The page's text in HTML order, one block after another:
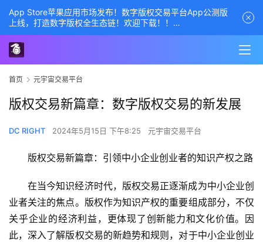
首页 元宇宙交易平台
版权交易新篇章：数字版权交易的新发展
DC RIGHT 2024年5月15日 下午8:25 元宇宙交易平台
版权交易新篇章：引领中小企业创业者的知识产权之路
在当今知识经济时代，版权交易正逐渐成为中小企业创
业者关注的焦点。版权作为知识产权的重要组成部分，不仅
关乎企业的经济利益，更体现了创新能力和文化价值。因
此，深入了解版权交易的新趋势和规则，对于中小企业创业
App Store苹果应用市场发布！数字版权交易平台App公测版
上线，打造数字版权全生态链！欢迎下载！！
商务经理联系方式——数字版权交易平台